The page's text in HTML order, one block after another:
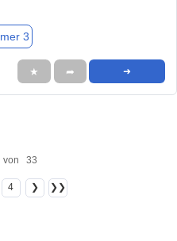
3
★ ➦ ➜
33
4 ❯ ❯❯